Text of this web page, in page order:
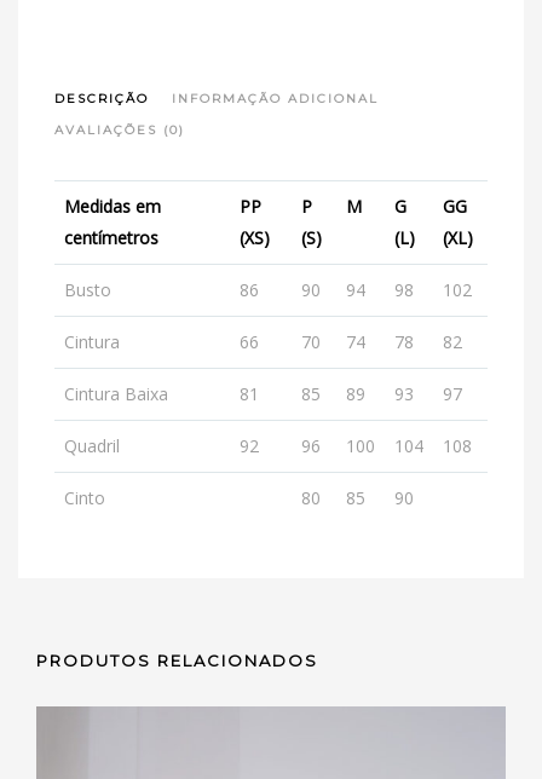
DESCRIÇÃO
INFORMAÇÃO ADICIONAL
AVALIAÇÕES (0)
Medidas em
centímetros
PP
(XS)
P
(S)
M
G
(L)
GG
(XL)
Busto 86 90 94 98 102
Cintura 66 70 74 78 82
Cintura Baixa 81 85 89 93 97
Quadril 92 96 100 104 108
Cinto 80 85 90
PRODUTOS RELACIONADOS